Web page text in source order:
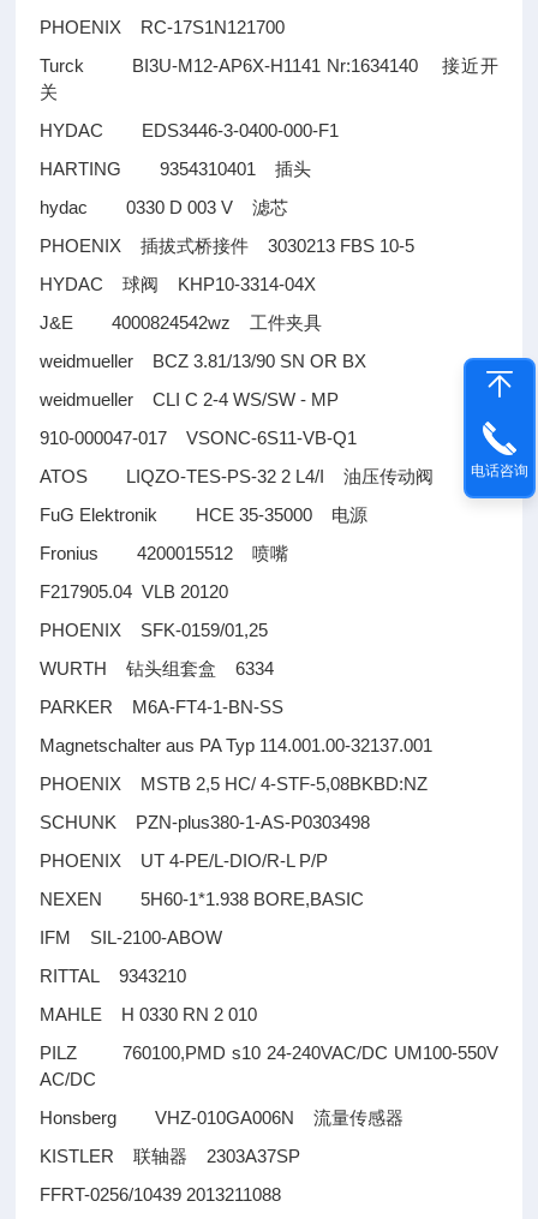
PHOENIX RC-17S1N121700
Turck BI3U-M12-AP6X-H1141 Nr:1634140 接近开
关
HYDAC EDS3446-3-0400-000-F1
HARTING 9354310401插头
hydac 0330 D 003 V滤芯
PHOENIX插拔式桥接件 3030213 FBS 10-5
HYDAC球阀
KHP10-3314-04X
J&E 4000824542wz 工件夹具
weidmueller BCZ 3.81/13/90 SN OR BX
weidmueller CLI C 2-4 WS/SW - MP
910-000047-017 VSONC-6S11-VB-Q1
ATOS LIQZO-TES-PS-32 2 L4/I油压传动阀
FuG Elektronik HCE 35-35000 电源
Fronius 4200015512喷嘴
F217905.04 VLB 20120
PHOENIX SFK-0159/01,25
WURTH钻头组套盒
6334
PARKER M6A-FT4-1-BN-SS
Magnetschalter aus PA Typ 114.001.00-32137.001
PHOENIX MSTB 2,5 HC/ 4-STF-5,08BKBD:NZ
SCHUNK PZN-plus380-1-AS-P0303498
PHOENIX UT 4-PE/L-DIO/R-L P/P
NEXEN 5H60-1*1.938 BORE,BASIC
IFM SIL-2100-ABOW
RITTAL 9343210
MAHLE H 0330 RN 2 010
PILZ 760100,PMD s10 24-240VAC/DC UM100-550V
AC/DC
Honsberg VHZ-010GA006N流量传感器
KISTLER联轴器
2303A37SP
FFRT-0256/10439 2013211088
电话咨询